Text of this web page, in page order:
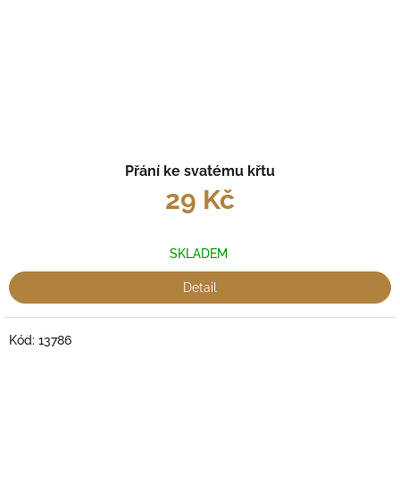
Přání ke svatému křtu
29 Kč
SKLADEM
Detail
Kód: 13786